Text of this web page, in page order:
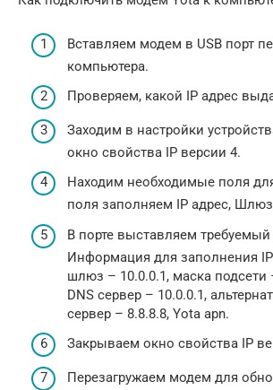
Вставляем модем в USB порт
компьютера.
Проверяем, какой IP адрес
Заходим в настройки
окно свойства IP версии 4.
Находим необходимые поля
поля заполняем IP адрес,
В порте выставляем
Информация для заполнения
шлюз – 10.0.0.1, маска подсети
DNS сервер – 10.0.0.1,
сервер – 8.8.8.8, Yota apn.
Закрываем окно свойства IP
Перезагружаем модем для